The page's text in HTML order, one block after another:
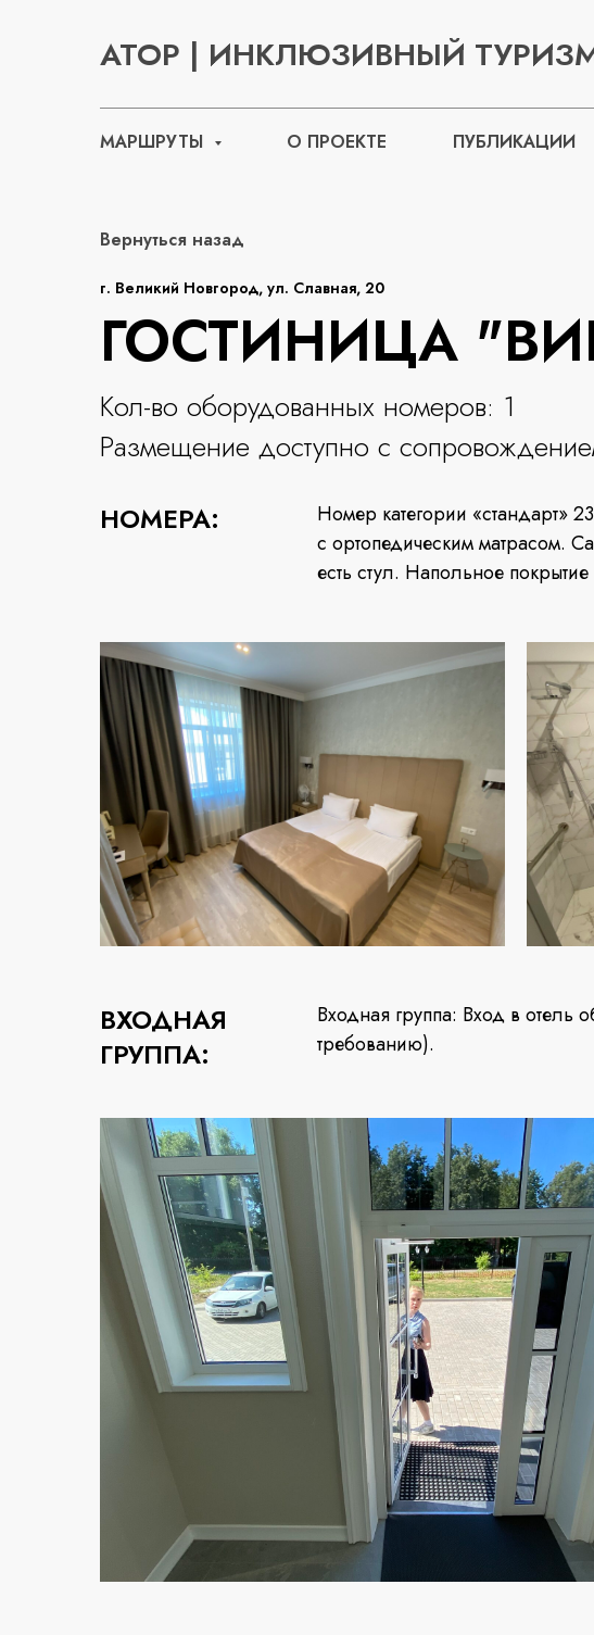
АТОР | ИНКЛЮЗИВНЫЙ
МАРШРУТЫ О ПРОЕКТЕ ПУБЛИКАЦИИ
Вернуться назад
г. Великий Новгород, ул. Славная, 20
ГОСТИНИЦА
Кол-во оборудованных номеров: 1
Размещение доступно с
НОМЕРА:
Номер категории «стандарт»
с ортопедическим матрасом.
есть стул. Напольное
ВХОДНАЯ
ГРУППА:
Входная группа: Вход в отель
требованию).